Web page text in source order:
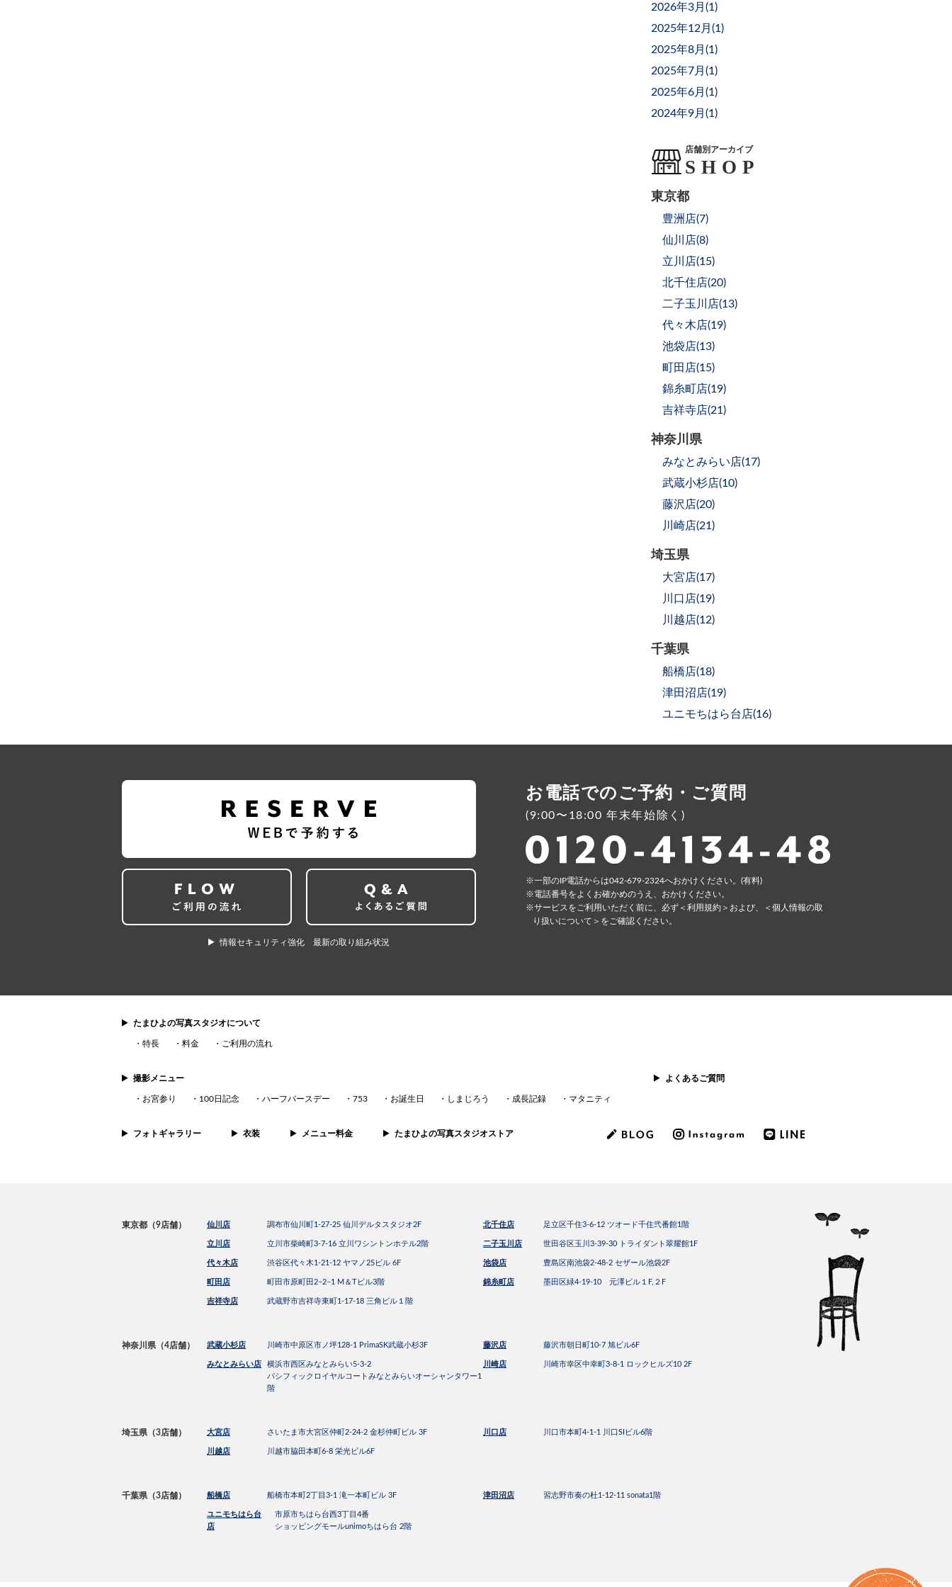
2026年3月(1 )
2025年12月(1 )
2025年8月(1 )
2025年7月(1 )
2025年6月(1 )
2024年9月(1 )
店舗別アーカイブ
東京都
豊洲店(7)
仙川店(8)
立川店(15)
北千住店(20)
二子玉川店(13)
代々木店(19)
池袋店(13)
町田店(15)
錦糸町店(19)
吉祥寺店(21 )
神奈川県
みなとみらい店(17)
武蔵小杉店(10)
藤沢店(20)
川崎店(21 )
埼玉県
大宮店(17)
川口店(19)
川越店(12)
千葉県
船橋店(18)
津田沼店(19)
ユニモちはら台店(16)
情報セキュリティ強化 最新の取り組み状況
お電話でのご予約・ご質問
(9:00〜18:00 年末年始除く)
⼀部のIP電話からは042-679-2324へおかけください。(有料)
電話番号をよくお確かめのうえ、おかけください。
サービスをご利⽤いただく前に、必ず ＜利⽤規約＞ および、
＜個⼈情報の取
り扱いについて＞ をご確認ください。
たまひよの写真スタジオについて
特長 料金 ご利用の流れ
撮影メニュー
お宮参り 100日記念 ハーフバースデー 753 お誕生日 しまじろう 成長記録 マタニティ
よくあるご質問
フォトギャラリー 衣装 メニュー料金 たまひよの写真スタジオストア
東京都（9店舗） 仙川店 調布市仙川町1-27-25 仙川デルタスタジオ2F 北千住店 足立区千住3-6-12 ツオード千住弐番館1階
立川店 立川市柴崎町3-7-16 立川ワシントンホテル2階 二子玉川店 世田谷区玉川3-39-30 トライダント翠耀館1F
代々木店 渋谷区代々木1-21-12 ヤマノ25ビル 6F 池袋店 豊島区南池袋2-48-2 セザール池袋2F
町田店 町田市原町田2−2−1 M＆Tビル3階 錦糸町店 墨田区緑4-19-10 元澤ビル１F,２F
吉祥寺店 武蔵野市吉祥寺東町1-17-18 三角ビル１階
神奈川県（4店舗） 武蔵小杉店 川崎市中原区市ノ坪128-1 PrimaSK武蔵小杉3F 藤沢店 藤沢市朝日町10-7 旭ビル6F
みなとみらい店
横浜市西区みなとみらい5-3-2
パシフィックロイヤルコートみなとみらいオーシャンタワー1
階
川崎店 川崎市幸区中幸町3-8-1 ロックヒルズ10 2F
埼玉県（3店舗） 大宮店 さいたま市大宮区仲町2-24-2 金杉仲町ビル 3F 川口店 川口市本町4-1-1 川口SIビル6階
川越店 川越市脇田本町6-8 栄光ビル6F
千葉県（3店舗） 船橋店 船橋市本町2丁目3-1 滝一本町ビル 3F 津田沼店 習志野市奏の杜1-12-11 sonata1階
ユニモちはら台
店
市原市ちはら台西3丁目4番
ショッピングモールunimoちはら台 2階